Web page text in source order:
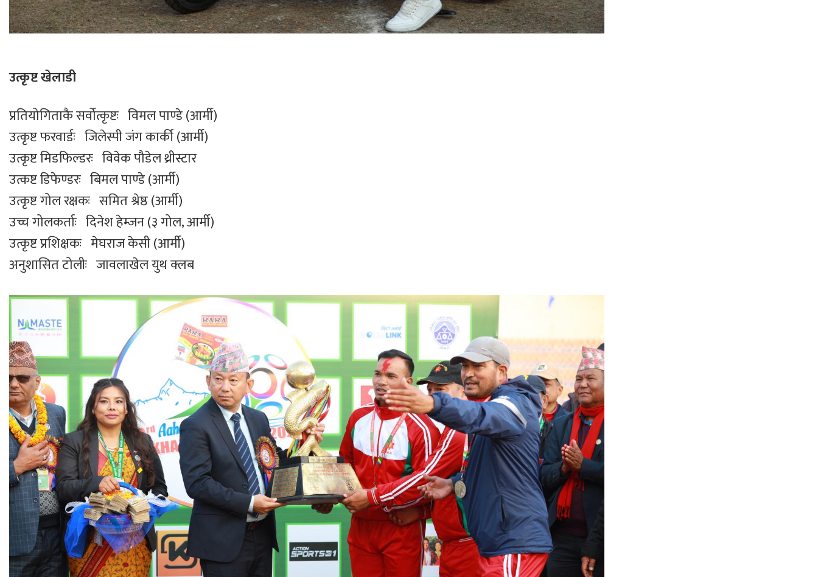
उत्कृष्ट खेलाडी
प्रतियोगिताकै सर्वोत्कृष्टः विमल पाण्डे (आर्मी)
उत्कृष्ट फरवार्डः जिलेस्पी जंग कार्की (आर्मी)
उत्कृष्ट मिडफिल्डरः विवेक पौडेल थ्रीस्टार
उत्कष्ट डिफेण्डरः बिमल पाण्डे (आर्मी)
उत्कृष्ट गोल रक्षकः समित श्रेष्ठ (आर्मी)
उच्च गोलकर्ताः दिनेश हेम्जन (३ गोल, आर्मी)
उत्कृष्ट प्रशिक्षकः मेघराज केसी (आर्मी)
अनुशासित टोलीः जावलाखेल युथ क्लब